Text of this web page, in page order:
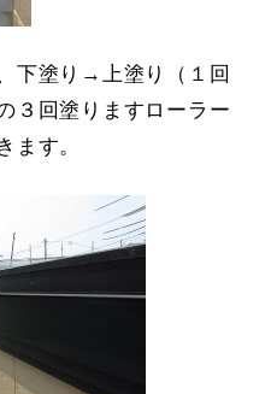
塗り→上塗り（１回
３回塗りますローラー
ます。